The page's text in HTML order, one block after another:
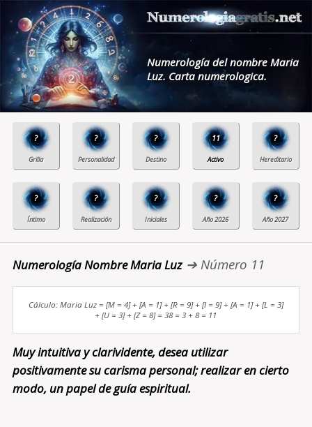
Numerología del nombre Maria
Luz. Carta numerologica.
? ? ? 11 ?
? ? ? ? ?
Numerología Nombre Maria Luz➔ Número 11
Cálculo: Maria Luz = [M = 4] + [A = 1] + [R = 9] + [I = 9] + [A = 1] + [L = 3]
+ [U = 3] + [Z = 8] = 38 = 3 + 8 = 11
Muy intuitiva y clarividente, desea utilizar
positivamente su carisma personal; realizar en cierto
modo, un papel de guía espiritual.